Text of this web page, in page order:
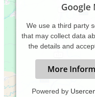
Google
We use a third party
that may collect data
the details and
More
Powered by